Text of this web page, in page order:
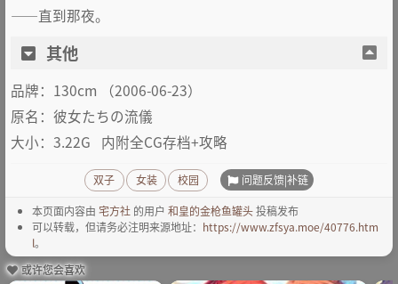
——直到那夜。
其他
品牌：130cm （2006-06-23）
原名：彼女たちの流儀
大小：3.22G 内附全CG存档+攻略
双子 女装 校园 问题反馈|补链
本页面内容由 宅方社 的用户 和皇的金枪鱼罐头投稿发布
可以转载，但请务必注明来源地址： https://www.zfsya.moe/40776.htm
l。
或许您会喜欢